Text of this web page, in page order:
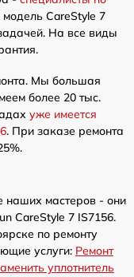
модель CareStyle 7
На все виды
Мы большая
более 20 тыс.
уже имеется
. При заказе ремонта
наших мастеров - они
CareStyle 7 IS7156.
по ремонту
услуги: Ремонт
уплотнитель